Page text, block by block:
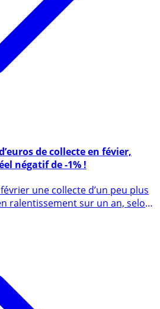
négatif de -1% !
ralentissement sur un an, selon